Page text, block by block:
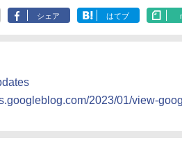
シェア はてブ
2023/01/view-